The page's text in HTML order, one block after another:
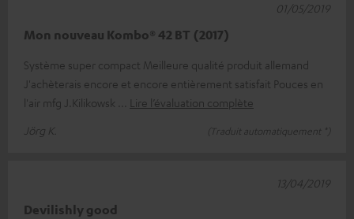
Mon nouveau Kombo® 42 BT (2017)
Système super compact Meilleure qualité produit allemand
J'achèterais encore et encore entièrement satisfait Pouces en
l'air mfg J.Kilikowsk
Lire l’évaluation complète
Jörg K.
(Traduit automatiquement *)
01/05/2019
Devilishly good
13/04/2019